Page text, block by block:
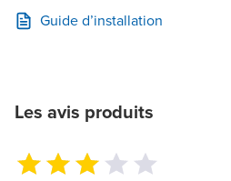
Guide d’installation
Les avis produits